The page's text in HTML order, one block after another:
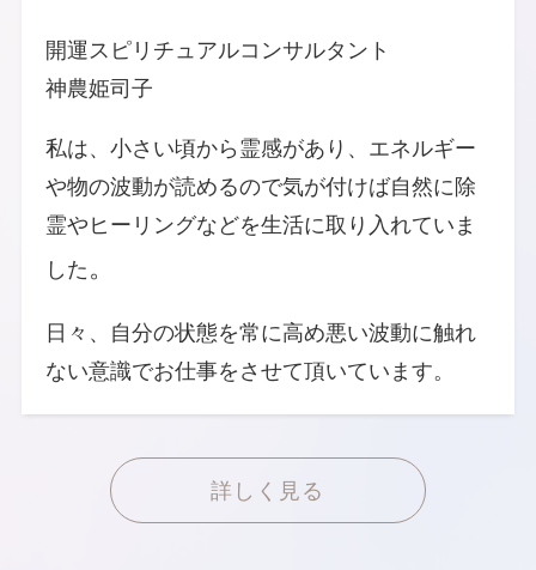
開運スピリチュアルコンサルタント
神農姫司子
私は、小さい頃から霊感があり、エネルギー
や物の波動が読めるので気が付けば自然に除
霊やヒーリングなどを生活に取り入れていま
した 。
日々、自分の状態を常に高め悪い波動に触れ
ない意識でお仕事をさせて頂いています。
詳しく見る